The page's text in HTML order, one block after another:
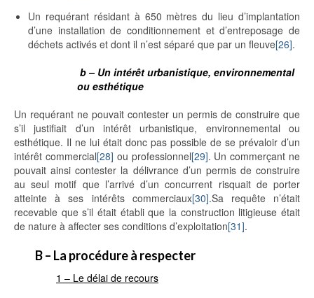
Un requérant résidant à 650 mètres du lieu d’implantation
d’une installation de conditionnement et d’entreposage de
déchets activés et dont il n’est séparé que par un fleuve[26].
b – Un intérêt urbanistique, environnemental
ou esthétique
Un requérant ne pouvait contester un permis de construire que
s’il justifiait d’un intérêt urbanistique, environnemental ou
esthétique. Il ne lui était donc pas possible de se prévaloir d’un
intérêt commercial[28] ou professionnel[29]. Un commerçant ne
pouvait ainsi contester la délivrance d’un permis de construire
au seul motif que l’arrivé d’un concurrent risquait de porter
atteinte à ses intérêts commerciaux[30].Sa requête n’était
recevable que s’il était établi que la construction litigieuse était
de nature à affecter ses conditions d’exploitation[31].
B – La procédure à respecter
1 – Le délai de recours